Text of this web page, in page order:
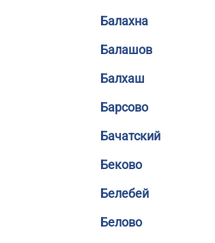
Балахна
Балашов
Балхаш
Барсово
Бачатский
Беково
Белебей
Белово